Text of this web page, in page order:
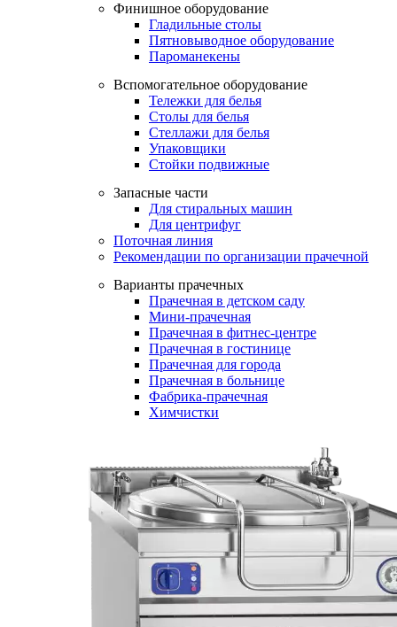
Финишное оборудование
Гладильные столы
Пятновыводное оборудование
Пароманекены
Вспомогательное оборудование
Тележки для белья
Столы для белья
Стеллажи для белья
Упаковщики
Стойки подвижные
Запасные части
Для стиральных машин
Для центрифуг
Поточная линия
Рекомендации по организации прачечной
Варианты прачечных
Прачечная в детском саду
Мини-прачечная
Прачечная в фитнес-центре
Прачечная в гостинице
Прачечная для города
Прачечная в больнице
Фабрика-прачечная
Химчистки